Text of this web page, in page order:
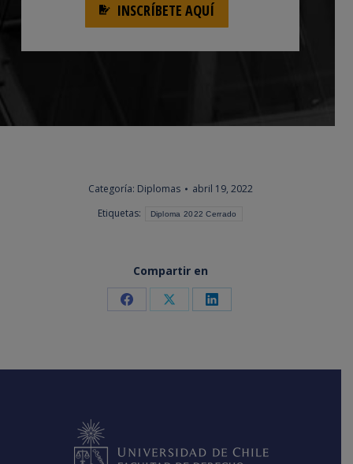
INSCRÍBETE AQUÍ
Categoría: Diplomas
abril 19, 2022
Etiquetas:
Diploma 2022 Cerrado
Compartir en
Share Share Share